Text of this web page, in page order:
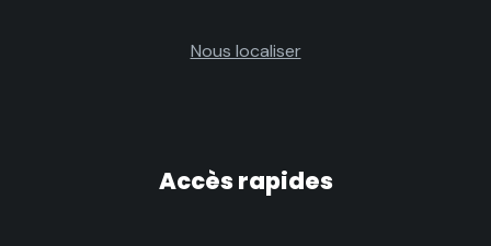
Nous localiser
Accès rapides